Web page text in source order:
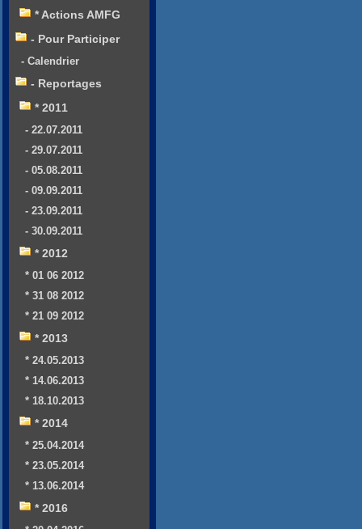
* Actions AMFG
- Pour Participer
- Calendrier
- Reportages
* 2011
- 22.07.2011
- 29.07.2011
- 05.08.2011
- 09.09.2011
- 23.09.2011
- 30.09.2011
* 2012
* 01 06 2012
* 31 08 2012
* 21 09 2012
* 2013
* 24.05.2013
* 14.06.2013
* 18.10.2013
* 2014
* 25.04.2014
* 23.05.2014
* 13.06.2014
* 2016